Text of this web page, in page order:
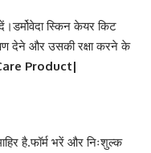
स्किन केयर किट
देने और उसकी रक्षा करने के
Product|
है.फॉर्म भरें और निःशुल्क